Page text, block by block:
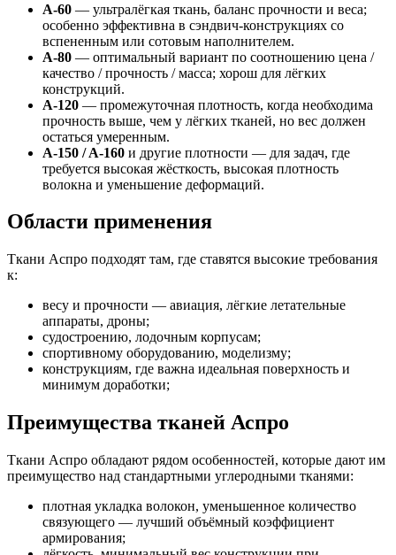
A-60 — ультралёгкая ткань, баланс прочности и веса;
особенно эффективна в сэндвич-конструкциях со
вспененным или сотовым наполнителем.
A-80 — оптимальный вариант по соотношению цена /
качество / прочность / масса; хорош для лёгких
конструкций.
A-120 — промежуточная плотность, когда необходима
прочность выше, чем у лёгких тканей, но вес должен
остаться умеренным.
A-150 / A-160 и другие плотности — для задач, где
требуется высокая жёсткость, высокая плотность
волокна и уменьшение деформаций.
Области применения
Ткани Аспро подходят там, где ставятся высокие требования
к:
весу и прочности — авиация, лёгкие летательные
аппараты, дроны;
судостроению, лодочным корпусам;
спортивному оборудованию, моделизму;
конструкциям, где важна идеальная поверхность и
минимум доработки;
Преимущества тканей Аспро
Ткани Аспро обладают рядом особенностей, которые дают им
преимущество над стандартными углеродными тканями:
плотная укладка волокон, уменьшенное количество
связующего — лучший объёмный коэффициент
армирования;